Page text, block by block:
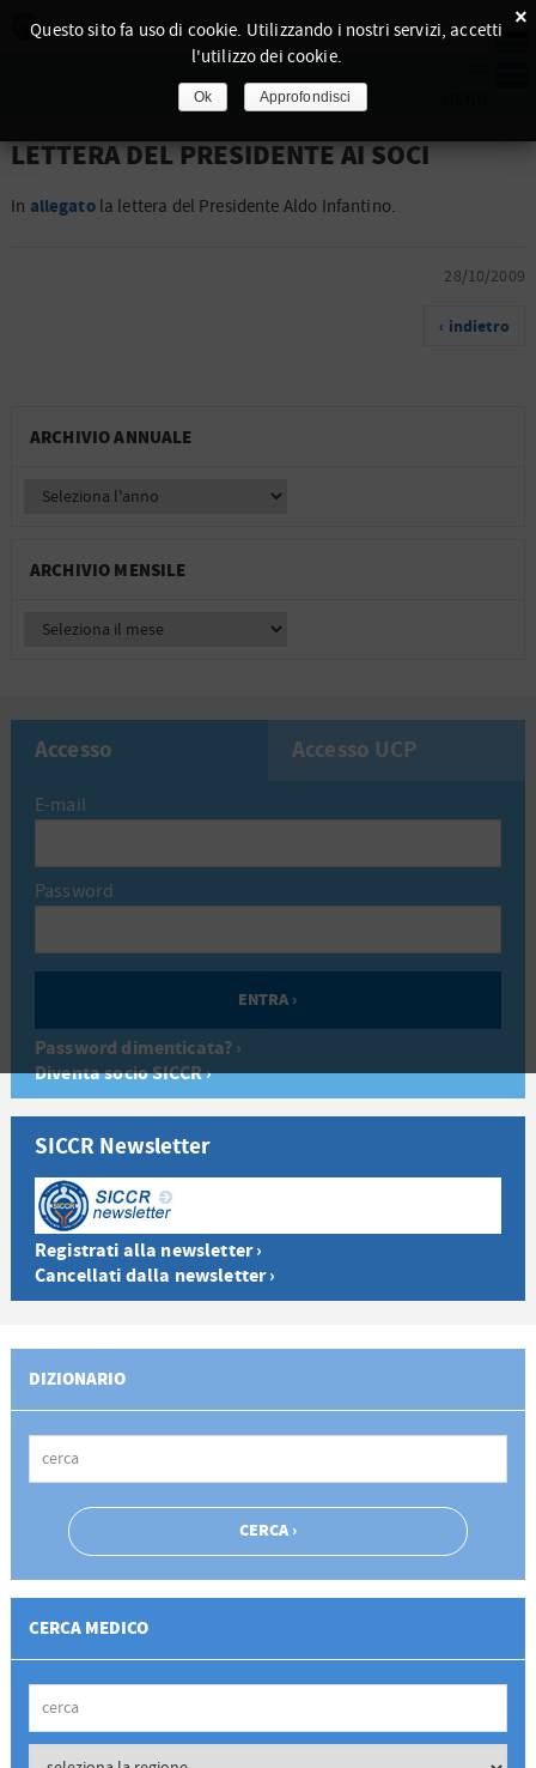
LETTERA DEL PRESIDENTE AI SOCI
In allegatola lettera del Presidente Aldo Infantino.
28/10/2009
‹ indietro
ARCHIVIO ANNUALE
ARCHIVIO MENSILE
Accesso Accesso UCP
E-mail
Password
Password dimenticata? ›
Diventa socio SICCR ›
SICCR Newsletter
Registrati alla newsletter ›
Cancellati dalla newsletter ›
DIZIONARIO
CERCA MEDICO
×
Questo sito fa uso di cookie. Utilizzando i nostri servizi, accetti
l'utilizzo dei cookie.
Ok Approfondisci